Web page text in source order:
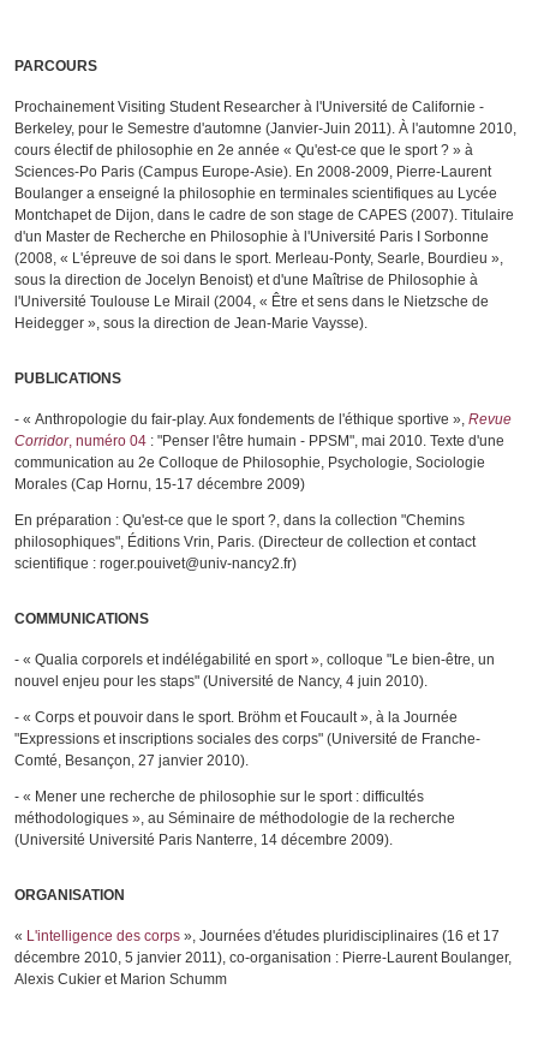
PARCOURS
Prochainement Visiting Student Researcher à l'Université de Californie -
Berkeley, pour le Semestre d'automne (Janvier-Juin 2011). À l'automne 2010,
cours électif de philosophie en 2e année « Qu'est-ce que le sport ? » à
Sciences-Po Paris (Campus Europe-Asie). En 2008-2009, Pierre-Laurent
Boulanger a enseigné la philosophie en terminales scientifiques au Lycée
Montchapet de Dijon, dans le cadre de son stage de CAPES (2007). Titulaire
d'un Master de Recherche en Philosophie à l'Université Paris I Sorbonne
(2008, « L'épreuve de soi dans le sport. Merleau-Ponty, Searle, Bourdieu »,
sous la direction de Jocelyn Benoist) et d'une Maîtrise de Philosophie à
l'Université Toulouse Le Mirail (2004, « Être et sens dans le Nietzsche de
Heidegger », sous la direction de Jean-Marie Vaysse).
PUBLICATIONS
- « Anthropologie du fair-play. Aux fondements de l'éthique sportive », Revue
Corridor, numéro 04 : "Penser l'être humain - PPSM", mai 2010. Texte d'une
communication au 2e Colloque de Philosophie, Psychologie, Sociologie
Morales (Cap Hornu, 15-17 décembre 2009)
En préparation : Qu'est-ce que le sport ?, dans la collection "Chemins
philosophiques", Éditions Vrin, Paris. (Directeur de collection et contact
scientifique : roger.pouivet@univ-nancy2.fr)
COMMUNICATIONS
- « Qualia corporels et indélégabilité en sport », colloque "Le bien-être, un
nouvel enjeu pour les staps" (Université de Nancy, 4 juin 2010).
- « Corps et pouvoir dans le sport. Bröhm et Foucault », à la Journée
"Expressions et inscriptions sociales des corps" (Université de Franche-
Comté, Besançon, 27 janvier 2010).
- « Mener une recherche de philosophie sur le sport : difficultés
méthodologiques », au Séminaire de méthodologie de la recherche
(Université Université Paris Nanterre, 14 décembre 2009).
ORGANISATION
« L'intelligence des corps », Journées d'études pluridisciplinaires (16 et 17
décembre 2010, 5 janvier 2011), co-organisation : Pierre-Laurent Boulanger,
Alexis Cukier et Marion Schumm